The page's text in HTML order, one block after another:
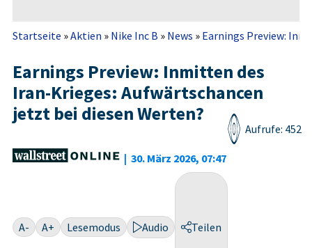
Startseite »Aktien » Nike Inc B » News » Earnings Preview:
Earnings Preview: Inmitten des
Iran-Krieges: Aufwärtschancen
jetzt bei diesen Werten?
|30. März 2026, 07:47
Aufrufe: 452
A- A+ Lesemodus Audio Teilen